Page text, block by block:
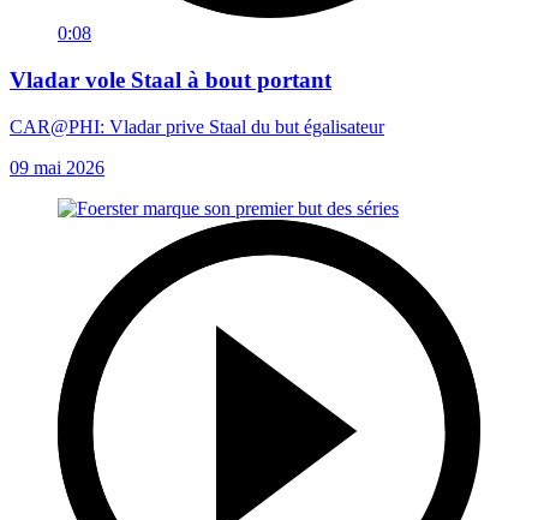
0:08
Vladar vole Staal à bout portant
CAR@PHI: Vladar prive Staal du but égalisateur
09 mai 2026